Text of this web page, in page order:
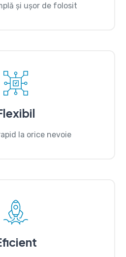
și ușor de folosit
la orice nevoie